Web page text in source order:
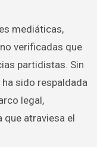
mediáticas,
verificadas que
partidistas. Sin
sido respaldada
legal,
atraviesa el